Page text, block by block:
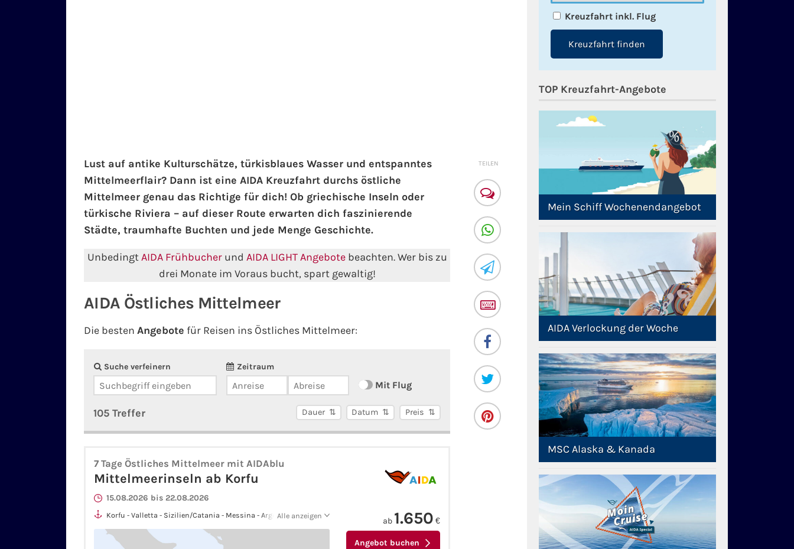
Lust auf antike Kulturschätze, türkisblaues Wasser und entspanntes
Mittelmeerflair? Dann ist eine AIDA Kreuzfahrt durchs östliche
Mittelmeer genau das Richtige für dich! Ob griechische Inseln oder
türkische Riviera – auf dieser Route erwarten dich faszinierende
Städte, traumhafte Buchten und jede Menge Geschichte.
UnbedingtAIDA Frühbucherund AIDA LIGHT Angebotebeachten. Wer bis zu
drei Monate im Voraus bucht, spart gewaltig!
AIDA Östliches Mittelmeer
Die besten Angebote für Reisen ins Östliches Mittelmeer:
Suche verfeinern Zeitraum
Mit Flug
105 Treffer Dauer Datum Preis
7 Tage Östliches Mittelmeer mit AIDAblu
Mittelmeerinseln ab Korfu
15.08.2026 bis 22.08.2026
Korfu - Valletta - Sizilien/Catania - Messina - Argostolion -
Alle anzeigen
ab 1.650 €
Angebot buchen
TEILEN
Kreuzfahrt inkl. Flug
Kreuzfahrt finden
TOP Kreuzfahrt-Angebote
Mein Schiff Wochenendangebot
AIDA Verlockung der Woche
MSC Alaska & Kanada